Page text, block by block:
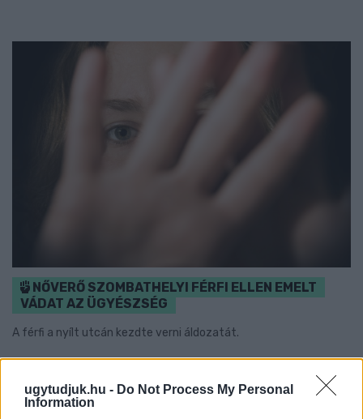
ugytudjuk.hu - Do Not Process My Personal
Information
NŐVERŐ SZOMBATHELYI FÉRFI ELLEN EMELT
VÁDAT AZ ÜGYÉSZSÉG
A férfi a nyílt utcán kezdte verni áldozatát.
Szólj hozzá!